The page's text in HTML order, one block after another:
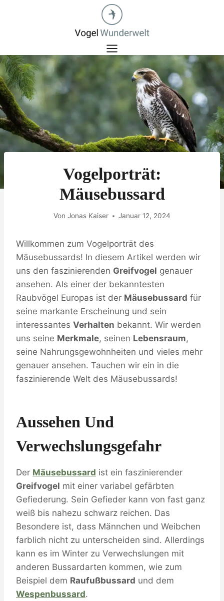
Vogelporträt:
Mäusebussard
Von Jonas Kaiser Januar 12, 2024
Willkommen zum Vogelporträt des
Mäusebussards! In diesem Artikel werden wir
uns den faszinierenden Greifvogel genauer
ansehen. Als einer der bekanntesten
Raubvögel Europas ist der Mäusebussard für
seine markante Erscheinung und sein
interessantes Verhalten bekannt. Wir werden
uns seine Merkmale, seinen Lebensraum,
seine Nahrungsgewohnheiten und vieles mehr
genauer ansehen. Tauchen wir ein in die
faszinierende Welt des Mäusebussards!
Aussehen Und
Verwechslungsgefahr
Der Mäusebussard ist ein faszinierender
Greifvogel mit einer variabel gefärbten
Gefiederung. Sein Gefieder kann von fast ganz
weiß bis nahezu schwarz reichen. Das
Besondere ist, dass Männchen und Weibchen
farblich nicht zu unterscheiden sind. Allerdings
kann es im Winter zu Verwechslungen mit
anderen Bussardarten kommen, wie zum
Beispiel dem Raufußbussard und dem
Wespenbussard.